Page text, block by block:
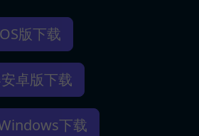
版下载
卓版下载
下载